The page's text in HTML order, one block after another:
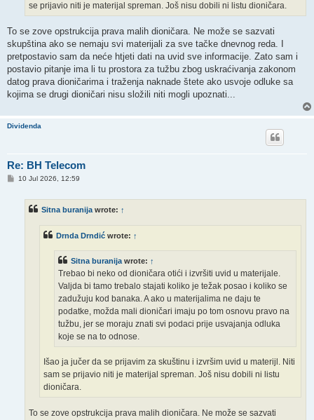
se prijavio niti je materijal spreman. Još nisu dobili ni listu dioničara.
To se zove opstrukcija prava malih dioničara. Ne može se sazvati
skupština ako se nemaju svi materijali za sve tačke dnevnog reda. I
pretpostavio sam da neće htjeti dati na uvid sve informacije. Zato sam i
postavio pitanje ima li tu prostora za tužbu zbog uskraćivanja zakonom
datog prava dioničarima i traženja naknade štete ako usvoje odluke sa
kojima se drugi dioničari nisu složili niti mogli upoznati...
Dividenda
Re: BH Telecom
P10 Jul 2026, 12:59
Sitna buranijawrote: ↑
Drnda Drndić wrote: ↑
Sitna buranija wrote: ↑
Trebao bi neko od dioničara otići i izvršiti uvid u materijale.
Valjda bi tamo trebalo stajati koliko je težak posao i koliko se
zadužuju kod banaka. A ako u materijalima ne daju te
podatke, možda mali dioničari imaju po tom osnovu pravo na
tužbu, jer se moraju znati svi podaci prije usvajanja odluka
koje se na to odnose.
Išao ja jučer da se prijavim za skuštinu i izvršim uvid u materijl. Niti
sam se prijavio niti je materijal spreman. Još nisu dobili ni listu
dioničara.
To se zove opstrukcija prava malih dioničara. Ne može se sazvati